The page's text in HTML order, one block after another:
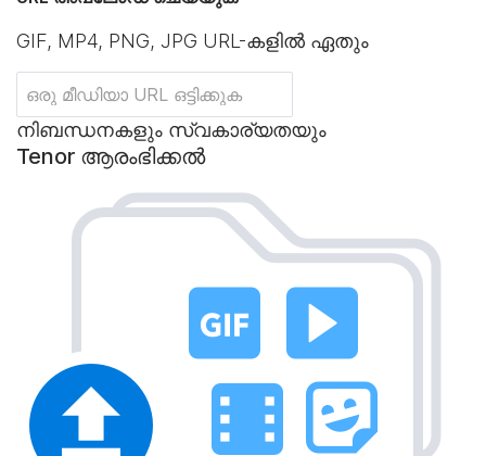
GIF, MP4, PNG, JPG URL-കളിൽ ഏതും
നിബന്ധനകളും സ്വകാര്യതയും
Tenor ആരംഭിക്കൽ